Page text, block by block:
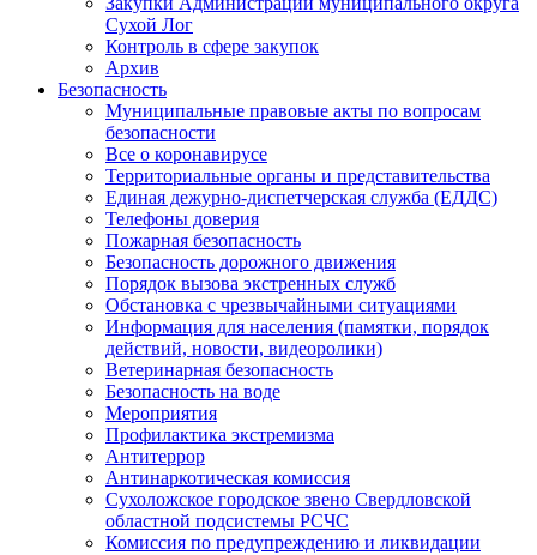
Сухой Лог
Контроль в сфере закупок
Архив
Безопасность
Муниципальные правовые акты по вопросам
безопасности
Все о коронавирусе
Территориальные органы и представительства
Единая дежурно-диспетчерская служба (ЕДДС)
Телефоны доверия
Пожарная безопасность
Безопасность дорожного движения
Порядок вызова экстренных служб
Обстановка с чрезвычайными ситуациями
Информация для населения (памятки, порядок
действий, новости, видеоролики)
Ветеринарная безопасность
Безопасность на воде
Мероприятия
Профилактика экстремизма
Антитеррор
Антинаркотическая комиссия
Сухоложское городское звено Свердловской
областной подсистемы РСЧС
Комиссия по предупреждению и ликвидации